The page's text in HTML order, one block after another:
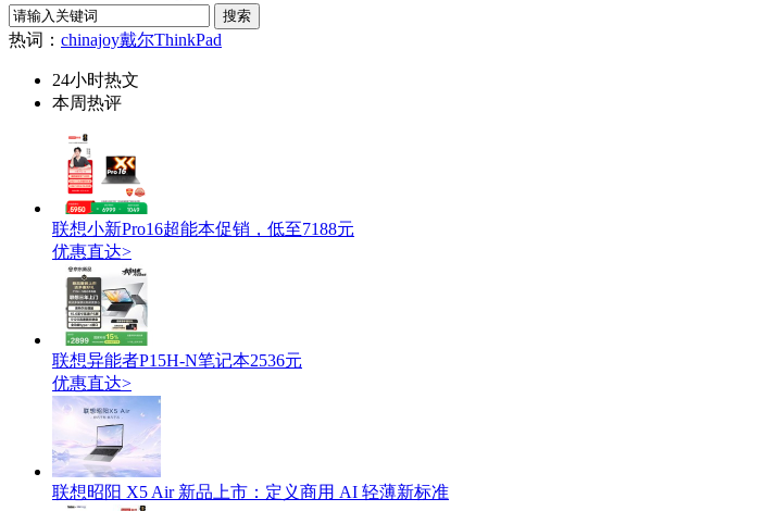
热词： chinajoy戴尔ThinkPad
24小时热文
本周热评
联想小新Pro16超能本促销，低至7188元
优惠直达>
联想异能者P15H-N笔记本2536元
优惠直达>
联想昭阳 X5 Air 新品上市：定义商用 AI 轻薄新标准